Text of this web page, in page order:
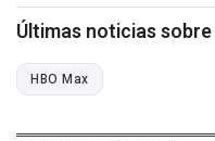
Últimas noticias
HBO Max